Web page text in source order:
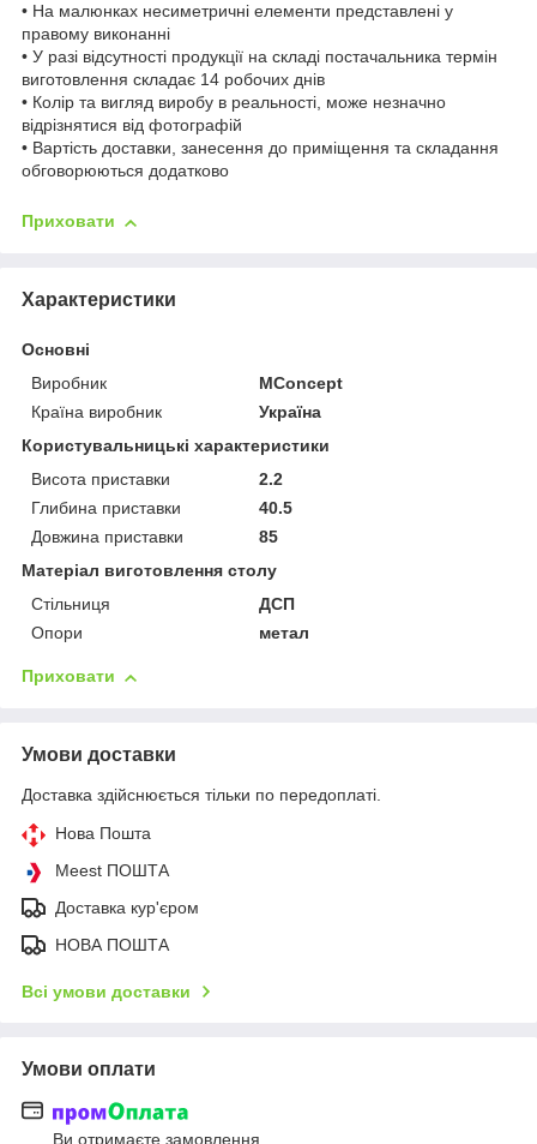
• На малюнках несиметричні елементи представлені у
правому виконанні
• У разі відсутності продукції на складі постачальника термін
виготовлення складає 14 робочих днів
• Колір та вигляд виробу в реальності, може незначно
відрізнятися від фотографій
• Вартість доставки, занесення до приміщення та складання
обговорюються додатково
Приховати
Характеристики
Основні
Виробник
MConcept
Країна виробник
Україна
Користувальницькі характеристики
Висота приставки
2.2
Глибина приставки
40.5
Довжина приставки
85
Матеріал виготовлення столу
Стільниця
ДСП
Опори
метал
Приховати
Умови доставки
Доставка здійснюється тільки по передоплаті.
Нова Пошта
Meest ПОШТА
Доставка кур'єром
НОВА ПОШТА
Всі умови доставки
Умови оплати
Ви отримаєте замовлення